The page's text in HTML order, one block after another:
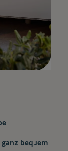
bequem